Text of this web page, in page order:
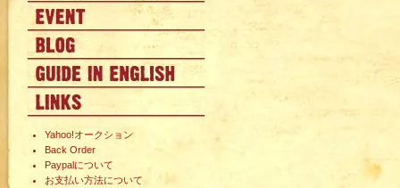
Yahoo!オークション
Back Order
Paypalについて
お支払い方法について